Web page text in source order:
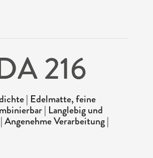
216
| Edelmatte, feine
| Langlebig und
Verarbeitung |